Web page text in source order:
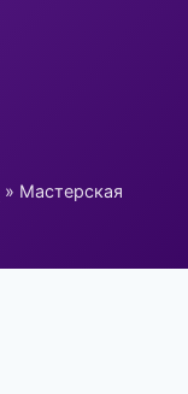
» Мастерская